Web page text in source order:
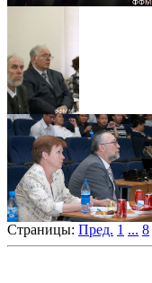
Страницы: Пред. 1 ... 8